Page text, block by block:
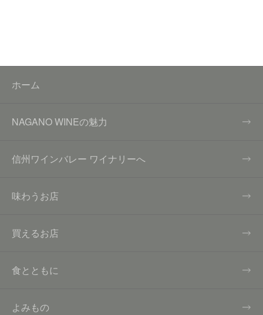
ホーム
NAGANO WINEの魅力
信州ワインバレー ワイナリーへ
味わうお店
買えるお店
食とともに
よみもの